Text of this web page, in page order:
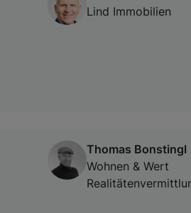
Lind Immobilien
Thomas Bonstingl
Wohnen & Wert